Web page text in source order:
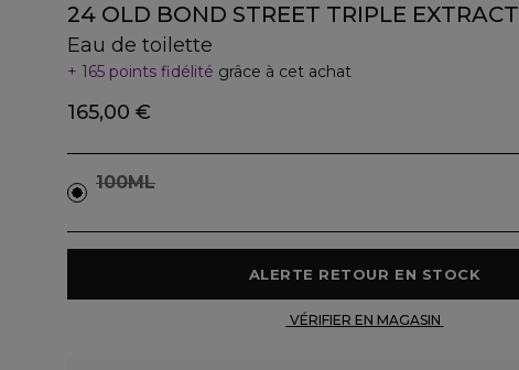
24 OLD BOND STREET TRIPLE EXTRACT
Eau de toilette
165 points fidélité grâce à cet achat
165,00 €
100ML